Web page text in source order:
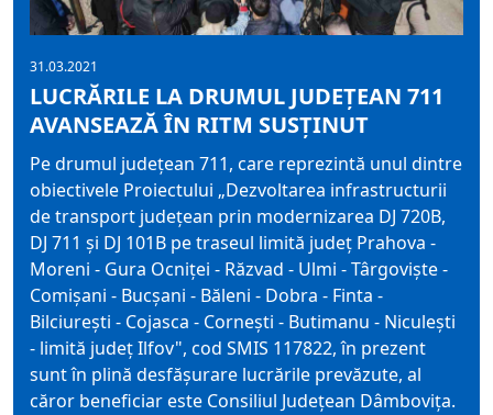
31.03.2021
LUCRĂRILE LA DRUMUL JUDEȚEAN 711
AVANSEAZĂ ÎN RITM SUSȚINUT
Pe drumul județean 711, care reprezintă unul dintre
obiectivele Proiectului „Dezvoltarea infrastructurii
de transport județean prin modernizarea DJ 720B,
DJ 711 și DJ 101B pe traseul limită județ Prahova -
Moreni - Gura Ocniței - Răzvad - Ulmi - Târgoviște -
Comișani - Bucșani - Băleni - Dobra - Finta -
Bilciurești - Cojasca - Cornești - Butimanu - Niculești
- limită județ Ilfov", cod SMIS 117822, în prezent
sunt în plină desfășurare lucrările prevăzute, al
căror beneficiar este Consiliul Județean Dâmbovița.